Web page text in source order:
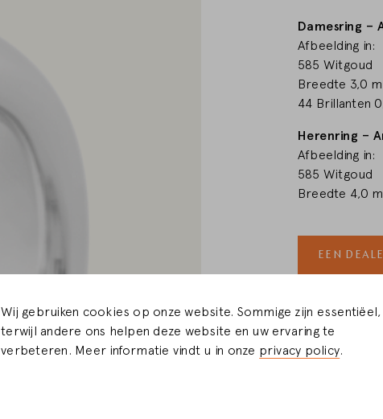
Damesring –
Afbeelding in:
585 Witgoud
Breedte 3,0
44 Brillanten
Herenring –
Afbeelding in:
585 Witgoud
Breedte 4,0
EEN
DEEL DIT
Wij gebruiken cookies op onze website. Sommige zijn essentiëel,
terwijl andere ons helpen deze website en uw ervaring te
verbeteren. Meer informatie vindt u in onze privacy policy.